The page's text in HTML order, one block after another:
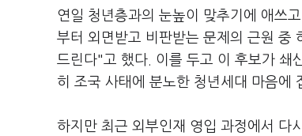
연일 청년층과의 눈높이 맞추기에 애쓰
부터 외면받고 비판받는 문제의 근원 중
드린다"고 했다. 이를 두고 이 후보가 쇄
히 조국 사태에 분노한 청년세대 마음에
하지만 최근 외부인재 영입 과정에서 다